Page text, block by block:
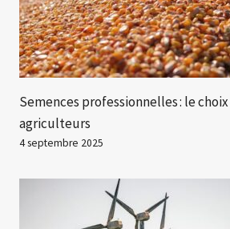
Semences professionnelles : le
agriculteurs
4 septembre 2025